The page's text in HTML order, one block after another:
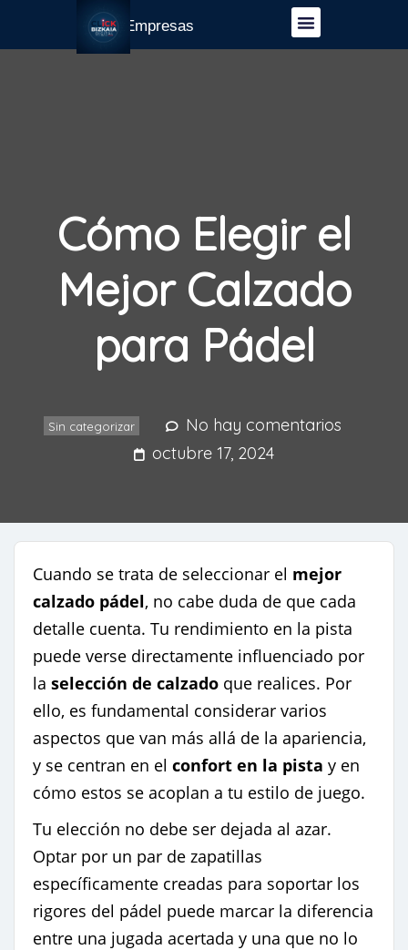
Guía Empresas
Cómo Elegir el
Mejor Calzado
para Pádel
Sin categorizar
No hay comentarios
octubre 17, 2024
Cuando se trata de seleccionar el mejor
calzado pádel, no cabe duda de que cada
detalle cuenta. Tu rendimiento en la pista
puede verse directamente influenciado por
la selección de calzado que realices. Por
ello, es fundamental considerar varios
aspectos que van más allá de la apariencia,
y se centran en el confort en la pista y en
cómo estos se acoplan a tu estilo de juego.
Tu elección no debe ser dejada al azar.
Optar por un par de zapatillas
específicamente creadas para soportar los
rigores del pádel puede marcar la diferencia
entre una jugada acertada y una que no lo